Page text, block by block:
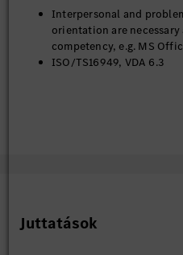
Part release for export
Interpersonal and
orientation are
competency, e.g. MS
ISO/TS16949, VDA 6.3
Juttatások